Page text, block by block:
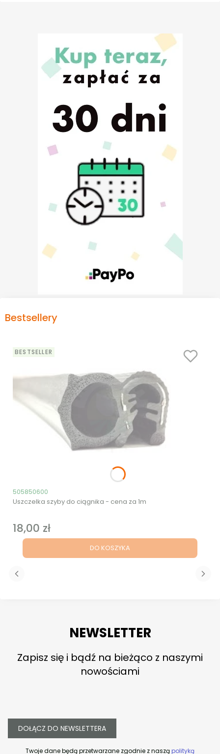
Bestsellery
BESTSELLER
Kod produktu
505850600
Uszczelka szyby do ciągnika - cena za 1m
Cena
18,00 zł
DO KOSZYKA
NEWSLETTER
Zapisz się i bądź na bieżąco z naszymi
nowościami
DOŁĄCZ DO NEWSLETTERA
Twoje dane będą przetwarzane zgodnie z nasząpolityką